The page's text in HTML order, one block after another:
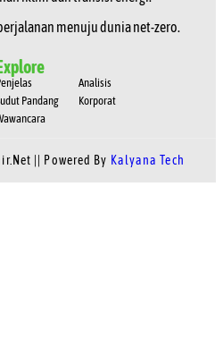
menuju dunia net-zero.
Pandang
Analisis
Korporat
|| Powered By Kalyana Tech